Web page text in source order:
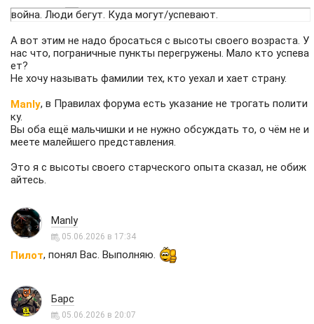
война. Люди бегут. Куда могут/успевают.
А вот этим не надо бросаться с высоты своего возраста. У
нас что, пограничные пункты перегружены. Мало кто успева
ет?
Не хочу называть фамилии тех, кто уехал и хает страну.
Manly, в Правилах форума есть указание не трогать полити
ку.
Вы оба ещё мальчишки и не нужно обсуждать то, о чём не и
меете малейшего представления.
Это я с высоты своего старческого опыта сказал, не обиж
айтесь.
Manly
05.06.2026 в 17:34
Пилот, понял Вас. Выполняю.
Барс
05.06.2026 в 20:07